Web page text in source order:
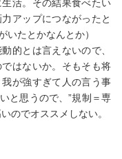
活。その結果食べたい
アップにつながったと
いたとかなんとか）
的とは言えないので、
はないか。そもそも将
が強すぎて人の言う事
と思うので、”規制＝専
のでオススメしない。